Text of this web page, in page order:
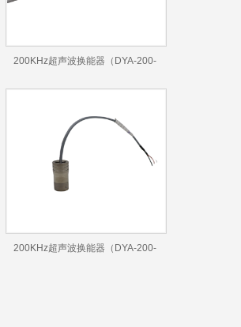
200KHz超声波换能器（DYA-200-
200KHz超声波换能器（DYA-200-